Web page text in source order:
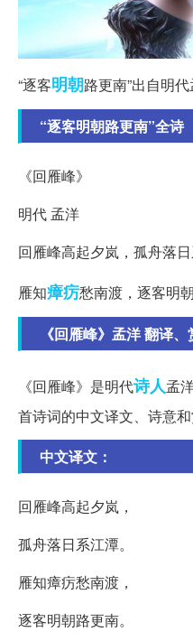
“逐客明朝路更南”出自明
“逐客明朝路更南”全诗
《回雁峰》
明代 孟洋
回雁峰高起夕岚，孤舟落日
雁知瘴疠愁南渡，逐客明朝
《回雁峰》孟洋 翻译
《回雁峰》是明代诗人孟
首诗词的中文译文、诗意和
中文译文：
回雁峰高起夕岚，
孤舟落日系江潭。
雁知瘴疠愁南渡，
逐客明朝路更南。